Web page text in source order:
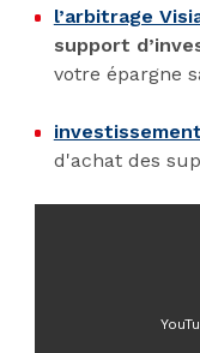
l’arbitrage
support
votre épargne
d'achat des